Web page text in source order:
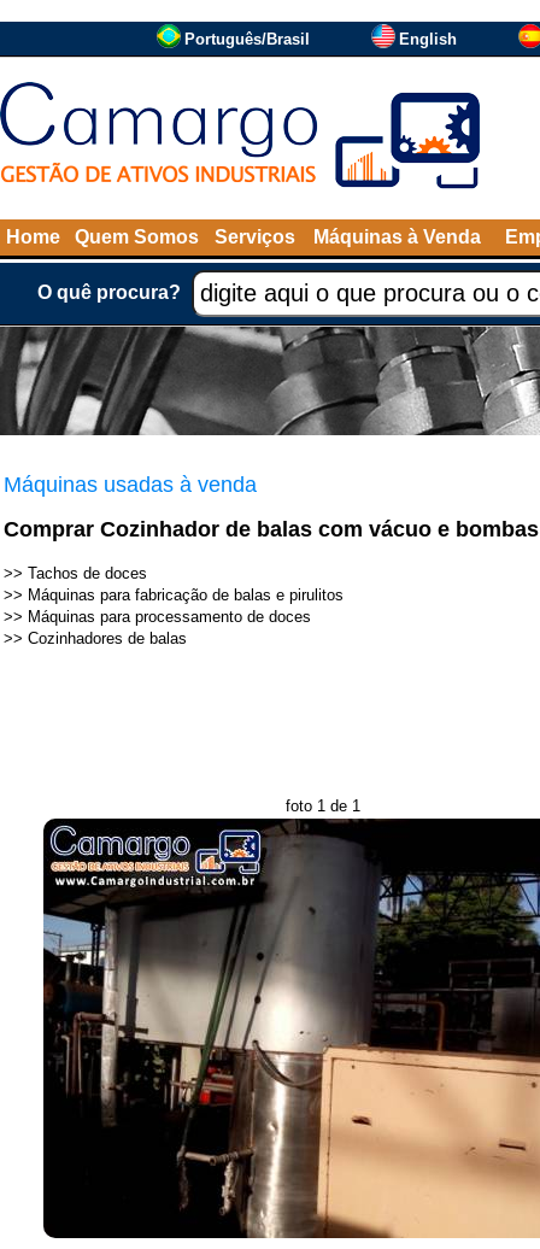
Português/Brasil English
Home Quem Somos Serviços Máquinas à Venda
O quê procura?
Máquinas usadas à venda
Comprar Cozinhador de balas com vácuo e bombas
>> Tachos de doces
>> Máquinas para fabricação de balas e pirulitos
>> Máquinas para processamento de doces
>> Cozinhadores de balas
foto 1 de 1